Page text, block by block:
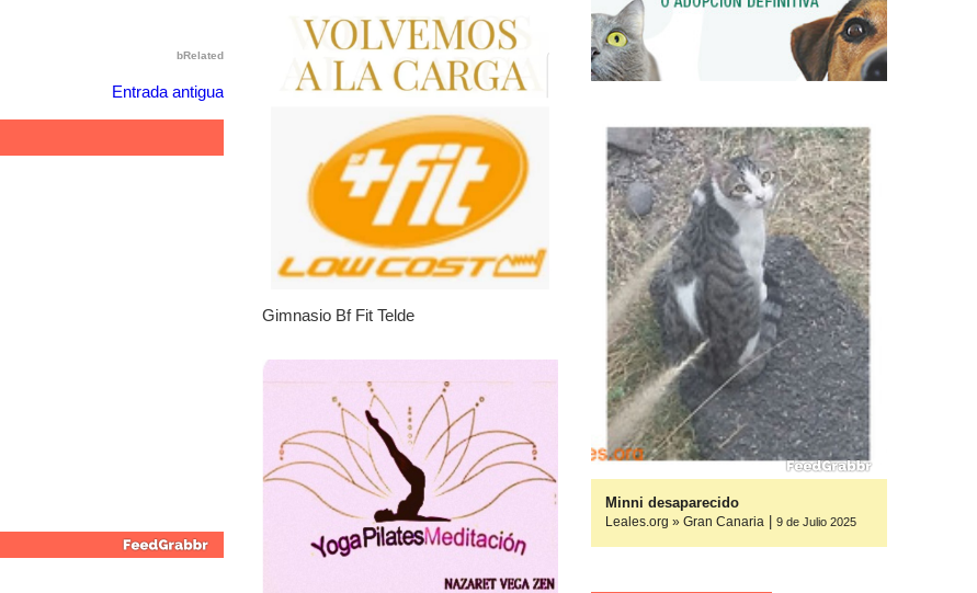
Gimnasio Bf Fit Telde
bRelated
Entrada antigua
No tengo para alimentarlos, ayuda
Leales.org » Gran Canaria |
Minni desaparecido
Leales.org » Gran Canaria 9 de Julio 2025